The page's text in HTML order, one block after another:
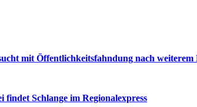
mit Öffentlichkeitsfahndung nach weiterem
Schlange im Regionalexpress